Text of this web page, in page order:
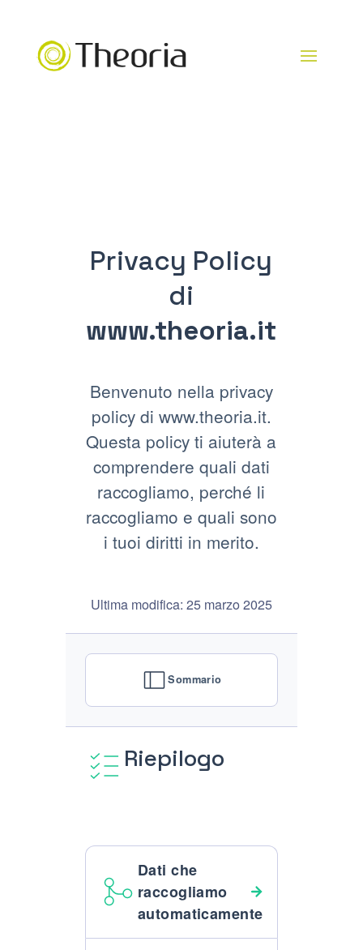
Privacy Policy
di
www.theoria.it
Benvenuto nella privacy
policy di www.theoria.it.
Questa policy ti aiuterà a
comprendere quali dati
raccogliamo, perché li
raccogliamo e quali sono
i tuoi diritti in merito.
Ultima modifica: 25 marzo 2025
Sommario
Riepilogo
Dati che
raccogliamo
automaticamente